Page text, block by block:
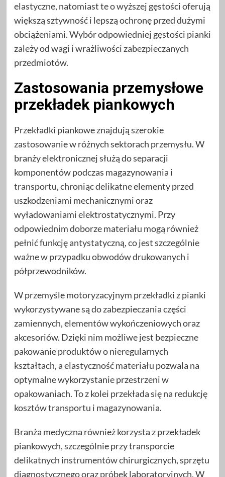
elastyczne, natomiast te o wyższej gęstości oferują
większą sztywność i lepszą ochronę przed dużymi
obciążeniami. Wybór odpowiedniej gęstości pianki
zależy od wagi i wrażliwości zabezpieczanych
przedmiotów.
Zastosowania przemysłowe
przekładek piankowych
Przekładki piankowe znajdują szerokie
zastosowanie w różnych sektorach przemysłu. W
branży elektronicznej służą do separacji
komponentów podczas magazynowania i
transportu, chroniąc delikatne elementy przed
uszkodzeniami mechanicznymi oraz
wyładowaniami elektrostatycznymi. Przy
odpowiednim doborze materiału mogą również
pełnić funkcję antystatyczną, co jest szczególnie
ważne w przypadku obwodów drukowanych i
półprzewodników.
W przemyśle motoryzacyjnym przekładki z pianki
wykorzystywane są do zabezpieczania części
zamiennych, elementów wykończeniowych oraz
akcesoriów. Dzięki nim możliwe jest bezpieczne
pakowanie produktów o nieregularnych
kształtach, a elastyczność materiału pozwala na
optymalne wykorzystanie przestrzeni w
opakowaniach. To z kolei przekłada się na redukcję
kosztów transportu i magazynowania.
Branża medyczna również korzysta z przekładek
piankowych, szczególnie przy transporcie
delikatnych instrumentów chirurgicznych, sprzętu
diagnostycznego oraz próbek laboratoryjnych. W